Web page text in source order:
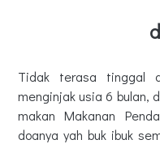
Tidak terasa tinggal
menginjak usia 6 bulan,
makan Makanan
doanya yah buk ibuk